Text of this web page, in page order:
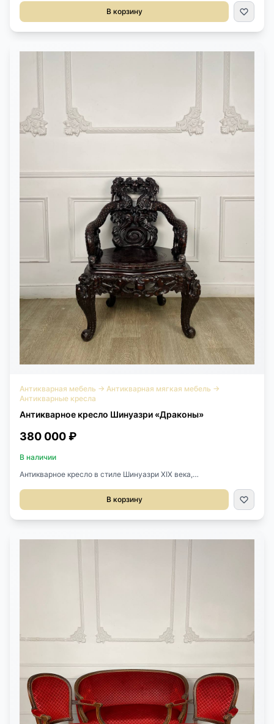
см.Высота сиденья от пола 46 см.Где применяетсяМы
предлагаем антикварное кресло Шинуазри «Асимметрия» для
это европейский взгляд на искусство Востока, где китайские
изогнутые линии, тонкие ножки, растительные орнаменты,
декоративными полками, кроватью, ширмой или предметами с
инкрустацией. После новой обивки шелком, кожей или тканью с
рисунком оно станет ярким акцентом в классическом, рококо
декором и редкими предметами, которые представлены в
России.Чтобы оформить заказ, свяжитесь с нашей компанией
через карточку товара. Мы уточним состояние, детали отделки,
условия покупки, доставки и самовывоза.Перед покупкой
можно приехать в салон и лично оценить материал, качество
резьбы, асимметричную форму и декоративность кресла. При
необходимости поможем подобрать рядом свет, обои, ширму
или другие предметы в едином стиле.
В корзину
Антикварная мебель → Антикварная мягкая мебель →
Антикварные кресла
Антикварное кресло Шинуазри «Драконы»
380 000 ₽
В наличии
Антикварное кресло в стиле Шинуазри XIX века,
резьба, изображающая двух драконов, держащих шар.Размер
70х57х94h см.Высота сиденья 46 см.
В корзину